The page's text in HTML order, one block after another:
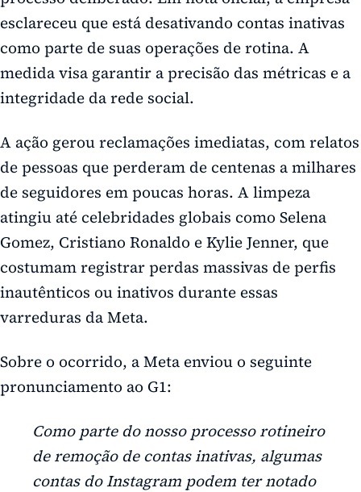
esclareceu que está desativando contas inativas
como parte de suas operações de rotina. A
medida visa garantir a precisão das métricas e a
integridade da rede social.
A ação gerou reclamações imediatas, com relatos
de pessoas que perderam de centenas a milhares
de seguidores em poucas horas. A limpeza
atingiu até celebridades globais como Selena
Gomez, Cristiano Ronaldo e Kylie Jenner, que
costumam registrar perdas massivas de perfis
inautênticos ou inativos durante essas
varreduras da Meta.
Sobre o ocorrido, a Meta enviou o seguinte
pronunciamento ao G1:
Como parte do nosso processo rotineiro
de remoção de contas inativas, algumas
contas do Instagram podem ter notado